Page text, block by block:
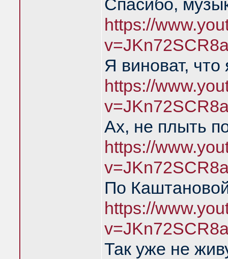
Спасибо,
https://
Я виноват,
https://
Ах, не плыть
https://
По
https://
Так уже не